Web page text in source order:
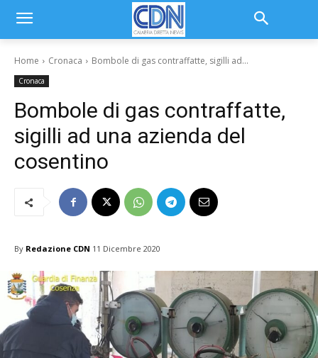
Home Cronaca Bombole di gas contraffatte, sigilli ad...
Cronaca
Bombole di gas contraffatte,
sigilli ad una azienda del
cosentino
By Redazione CDN 11 Dicembre 2020